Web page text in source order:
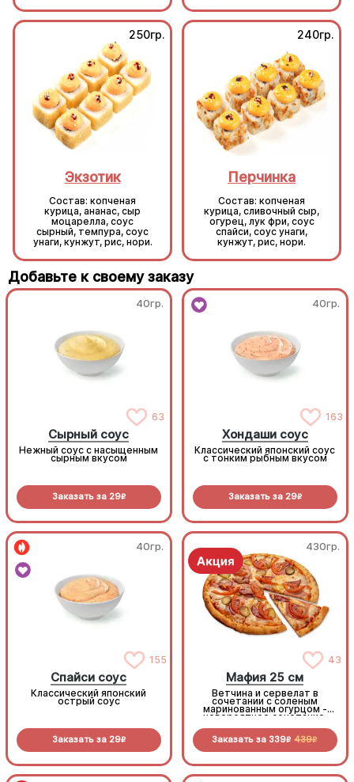
250гр.
Экзотик
Состав: копченая
курица, ананас, сыр
моцарелла, соус
сырный, темпура, соус
унаги, кунжут, рис, нори.
240гр.
Перчинка
Состав: копченая
курица, сливочный сыр,
огурец, лук фри, соус
спайси, соус унаги,
кунжут, рис, нори.
Добавьте к своему заказу
40гр.
63
Сырный соус
Нежный соус с насыщенным
сырным вкусом
Заказать за 29R
40гр.
163
Хондаши соус
Классический японский соус
с тонким рыбным вкусом
Заказать за 29R
40гр.
155
Спайси соус
Классический японский
острый соус
Заказать за 29R
430гр.
43
Мафия 25 см
Ветчина и сервелат в
сочетании с соленым
маринованным огурцом -
невероятное сочетание,
попробовать!
Заказать за 339R 439R